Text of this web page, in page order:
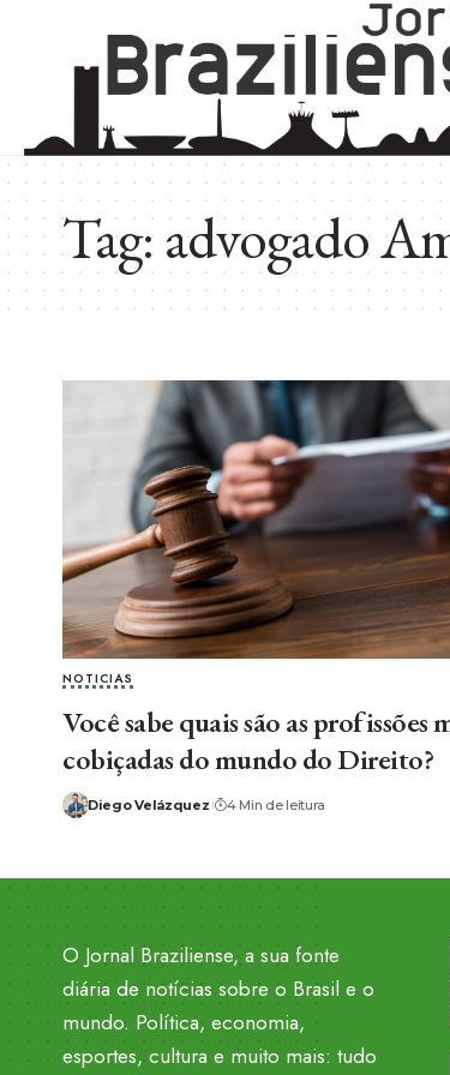
Tag:advogado
NOTICIAS
Você sabe quais são as profissões
cobiçadas do mundo do Direito?
Diego Velázquez 4 Min de leitura
O Jornal Braziliense, a sua fonte
diária de notícias sobre o Brasil e o
mundo. Política, economia,
esportes, cultura e muito mais: tudo